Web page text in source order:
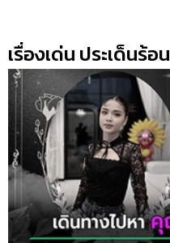
เรื่องเด่น ประเด็นร้อน